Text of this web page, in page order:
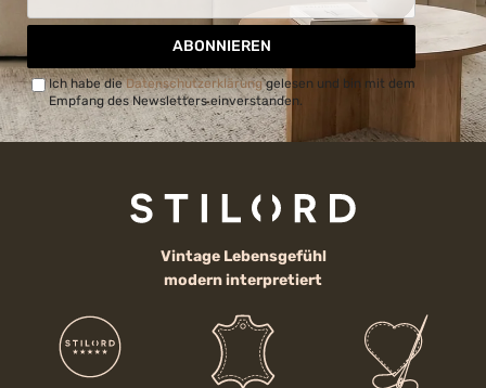
ABONNIEREN
Ich habe dieDatenschutzerklärunggelesen und bin mit dem
Empfang des Newsletters einverstanden.
Vintage Lebensgefühl
modern interpretiert